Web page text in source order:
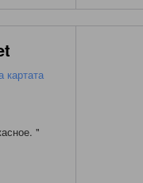
картата
"